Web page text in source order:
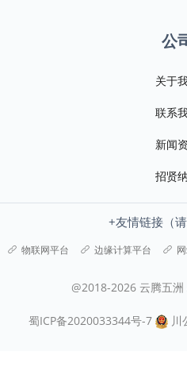
公
关于
联系
新闻
招贤
+友情链接（请
物联网平台 边缘计算平台
@2018-2026 云腾五
蜀ICP备2020033344号-7